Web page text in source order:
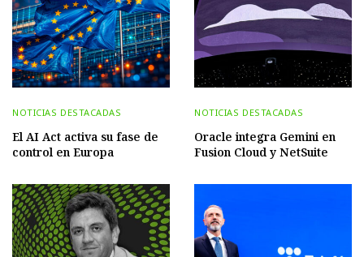
NOTICIAS DESTACADAS
El AI Act activa su fase de
control en Europa
NOTICIAS DESTACADAS
Oracle integra Gemini en
Fusion Cloud y NetSuite